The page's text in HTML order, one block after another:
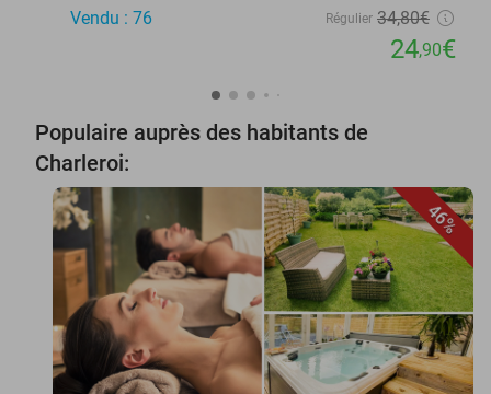
Vendu : 76 Régulier 34,80€
24,90€
Populaire auprès des habitants de
Charleroi:
46%